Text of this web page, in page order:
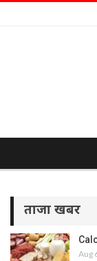
ताजा खबर
Aug